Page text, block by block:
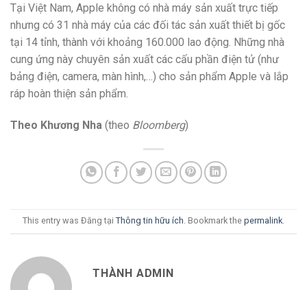
Tại Việt Nam, Apple không có nhà máy sản xuất trực tiếp
nhưng có 31 nhà máy của các đối tác sản xuất thiết bị gốc
tại 14 tỉnh, thành với khoảng 160.000 lao động. Những nhà
cung ứng này chuyên sản xuất các cấu phần điện tử (như
bảng điện, camera, màn hình,…) cho sản phẩm Apple và lắp
ráp hoàn thiện sản phẩm.
Theo Khương Nha (theo Bloomberg)
This entry was Đăng tại Thông tin hữu ích. Bookmark the permalink.
THÀNH ADMIN